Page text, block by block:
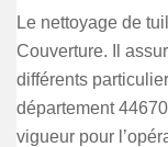
Le nettoyage de
Couverture. Il
différents
département
vigueur pour